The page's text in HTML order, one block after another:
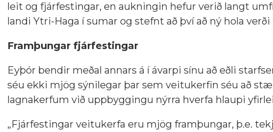
leit og fjárfestingar, en aukningin hefur verið langt
landi Ytri-Haga í sumar og stefnt að því að ný hola
Framþungar fjárfestingar
Eyþór bendir meðal annars á í ávarpi sínu að eðli
séu ekki mjög sýnilegar þar sem veitukerfin séu að
lagnakerfum við uppbyggingu nýrra hverfa hlaupi
„Fjárfestingar veitukerfa eru mjög framþungar, þ.e.